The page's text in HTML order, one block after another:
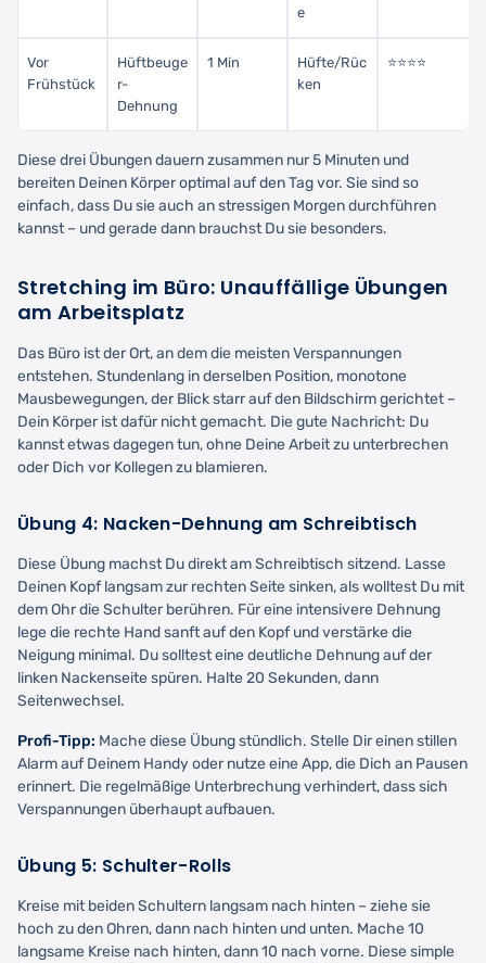
e
Vor
Frühstück
Hüftbeuge
r-
Dehnung
1 Min
Hüfte/Rüc
ken
⭐⭐⭐⭐
Diese drei Übungen dauern zusammen nur 5 Minuten und
bereiten Deinen Körper optimal auf den Tag vor. Sie sind so
einfach, dass Du sie auch an stressigen Morgen durchführen
kannst – und gerade dann brauchst Du sie besonders.
Stretching im Büro: Unauffällige Übungen
am Arbeitsplatz
Das Büro ist der Ort, an dem die meisten Verspannungen
entstehen. Stundenlang in derselben Position, monotone
Mausbewegungen, der Blick starr auf den Bildschirm gerichtet –
Dein Körper ist dafür nicht gemacht. Die gute Nachricht: Du
kannst etwas dagegen tun, ohne Deine Arbeit zu unterbrechen
oder Dich vor Kollegen zu blamieren.
Übung 4: Nacken-Dehnung am Schreibtisch
Diese Übung machst Du direkt am Schreibtisch sitzend. Lasse
Deinen Kopf langsam zur rechten Seite sinken, als wolltest Du mit
dem Ohr die Schulter berühren. Für eine intensivere Dehnung
lege die rechte Hand sanft auf den Kopf und verstärke die
Neigung minimal. Du solltest eine deutliche Dehnung auf der
linken Nackenseite spüren. Halte 20 Sekunden, dann
Seitenwechsel.
Profi-Tipp: Mache diese Übung stündlich. Stelle Dir einen stillen
Alarm auf Deinem Handy oder nutze eine App, die Dich an Pausen
erinnert. Die regelmäßige Unterbrechung verhindert, dass sich
Verspannungen überhaupt aufbauen.
Übung 5: Schulter-Rolls
Kreise mit beiden Schultern langsam nach hinten – ziehe sie
hoch zu den Ohren, dann nach hinten und unten. Mache 10
langsame Kreise nach hinten, dann 10 nach vorne. Diese simple